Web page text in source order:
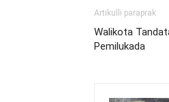
Artikulli paraprak
Walikota
Pemilukada